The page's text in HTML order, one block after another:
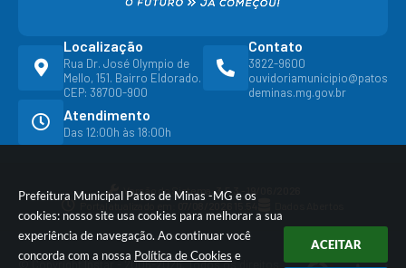
Prefeitura Municipal Patos de Minas -MG e os
cookies: nosso site usa cookies para melhorar a sua
experiência de navegação. Ao continuar você
concorda com a nossa Política de Cookies e
ACEITAR
Localização
Rua Dr. José Olympio de
Mello, 151. Bairro Eldorado.
CEP: 38700-900
Contato
3822-9600
ouvidoriamunicipio@patos
deminas.mg.gov.br
Atendimento
Das 12:00h às 18:00h
Versão do Sistema:3.5.3 - 19/06/2026
Portal atualizado em:
© Copyright Instar - 2006-2026. Todos os direitos